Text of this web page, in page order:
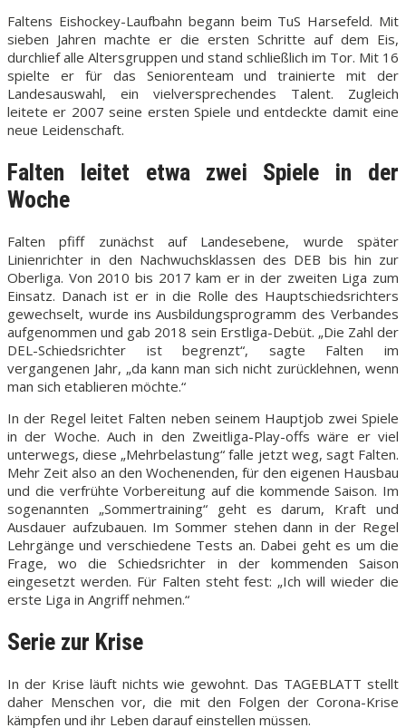
Faltens Eishockey-Laufbahn begann beim TuS Harsefeld. Mit
sieben Jahren machte er die ersten Schritte auf dem Eis,
durchlief alle Altersgruppen und stand schließlich im Tor. Mit 16
spielte er für das Seniorenteam und trainierte mit der
Landesauswahl, ein vielversprechendes Talent. Zugleich
leitete er 2007 seine ersten Spiele und entdeckte damit eine
neue Leidenschaft.
Falten leitet etwa zwei Spiele in der
Woche
Falten pfiff zunächst auf Landesebene, wurde später
Linienrichter in den Nachwuchsklassen des DEB bis hin zur
Oberliga. Von 2010 bis 2017 kam er in der zweiten Liga zum
Einsatz. Danach ist er in die Rolle des Hauptschiedsrichters
gewechselt, wurde ins Ausbildungsprogramm des Verbandes
aufgenommen und gab 2018 sein Erstliga-Debüt. „Die Zahl der
DEL-Schiedsrichter ist begrenzt“, sagte Falten im
vergangenen Jahr, „da kann man sich nicht zurücklehnen, wenn
man sich etablieren möchte.“
In der Regel leitet Falten neben seinem Hauptjob zwei Spiele
in der Woche. Auch in den Zweitliga-Play-offs wäre er viel
unterwegs, diese „Mehrbelastung“ falle jetzt weg, sagt Falten.
Mehr Zeit also an den Wochenenden, für den eigenen Hausbau
und die verfrühte Vorbereitung auf die kommende Saison. Im
sogenannten „Sommertraining“ geht es darum, Kraft und
Ausdauer aufzubauen. Im Sommer stehen dann in der Regel
Lehrgänge und verschiedene Tests an. Dabei geht es um die
Frage, wo die Schiedsrichter in der kommenden Saison
eingesetzt werden. Für Falten steht fest: „Ich will wieder die
erste Liga in Angriff nehmen.“
Serie zur Krise
In der Krise läuft nichts wie gewohnt. Das TAGEBLATT stellt
daher Menschen vor, die mit den Folgen der Corona-Krise
kämpfen und ihr Leben darauf einstellen müssen.